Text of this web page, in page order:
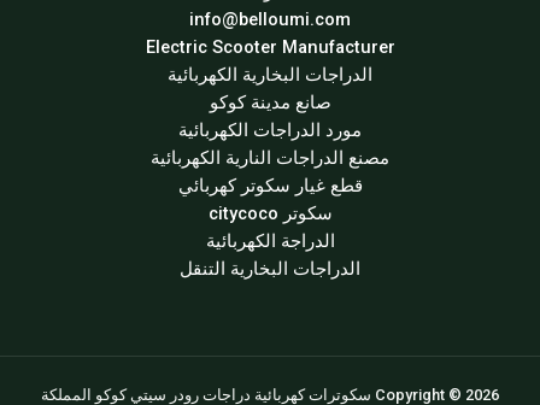
info@belloumi.com
Electric Scooter Manufacturer
الدراجات البخارية الكهربائية
صانع مدينة كوكو
مورد الدراجات الكهربائية
مصنع الدراجات النارية الكهربائية
قطع غيار سكوتر كهربائي
سكوتر citycoco
الدراجة الكهربائية
الدراجات البخارية التنقل
Copyright © 2026 سكوترات كهربائية دراجات رودر سيتي كوكو المملكة